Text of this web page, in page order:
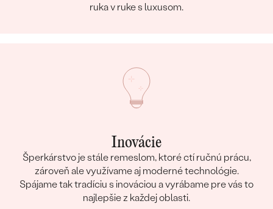
ruka v ruke s luxusom.
Inovácie
Šperkárstvo je stále remeslom, ktoré ctí ručnú prácu,
zároveň ale využívame aj moderné technológie.
Spájame tak tradíciu s inováciou a vyrábame pre vás to
najlepšie z každej oblasti.